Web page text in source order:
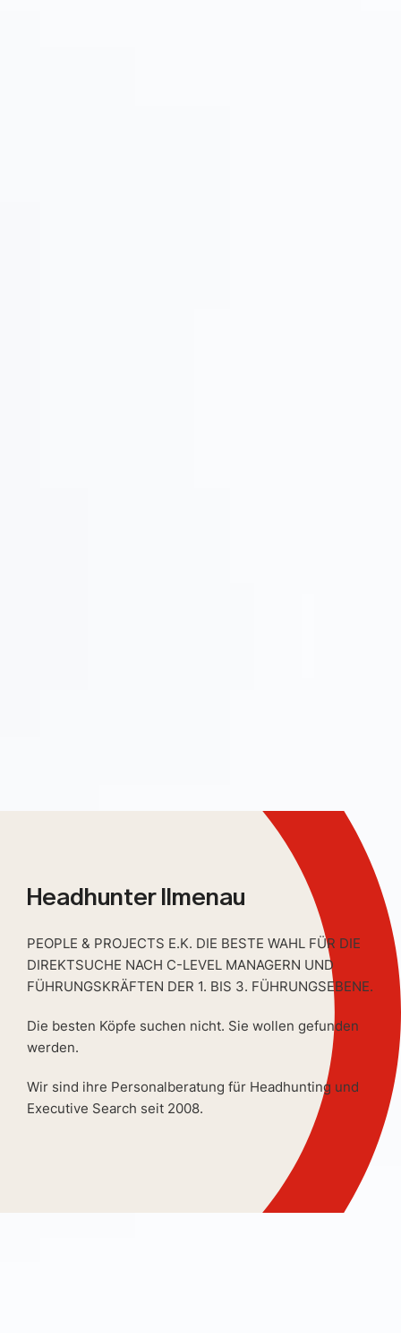
Headhunter Ilmenau
PEOPLE & PROJECTS E.K. DIE BESTE WAHL FÜR DIE
DIREKTSUCHE NACH C-LEVEL MANAGERN UND
FÜHRUNGSKRÄFTEN DER 1. BIS 3. FÜHRUNGSEBENE.
Die besten Köpfe suchen nicht. Sie wollen gefunden
werden.
Wir sind ihre Personalberatung für Headhunting und
Executive Search seit 2008.